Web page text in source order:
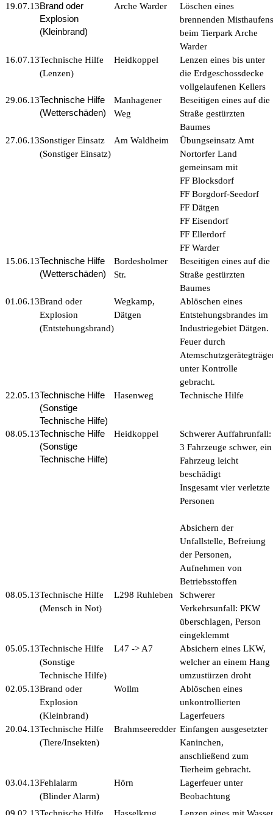
19.07.13Brand oder
Explosion
(Kleinbrand)
Arche Warder
Löschen eines
brennenden Misthaufens
beim Tierpark Arche
Warder
16.07.13Technische Hilfe
(Lenzen)
Heidkoppel
Lenzen eines bis unter
die Erdgeschossdecke
vollgelaufenen Kellers
29.06.13Technische Hilfe
(Wetterschäden)
Manhagener
Weg
Beseitigen eines auf die
Straße gestürzten
Baumes
27.06.13Sonstiger Einsatz
(Sonstiger Einsatz)
Am Waldheim
Übungseinsatz Amt
Nortorfer Land
gemeinsam mit
FF Blocksdorf
FF Borgdorf-Seedorf
FF Dätgen
FF Eisendorf
FF Ellerdorf
FF Warder
15.06.13Technische Hilfe
(Wetterschäden)
Bordesholmer
Str.
Beseitigen eines auf die
Straße gestürzten
Baumes
01.06.13Brand oder
Explosion
(Entstehungsbrand)
Wegkamp,
Dätgen
Ablöschen eines
Entstehungsbrandes im
Industriegebiet Dätgen.
Feuer durch
unter Kontrolle
gebracht.
22.05.13Technische Hilfe
(Sonstige
Technische Hilfe)
Hasenweg Technische Hilfe
08.05.13Technische Hilfe
(Sonstige
Technische Hilfe)
Heidkoppel
Schwerer Auffahrunfall:
3 Fahrzeuge schwer, ein
Fahrzeug leicht
beschädigt
Insgesamt vier verletzte
Personen
Absichern der
Unfallstelle, Befreiung
der Personen,
Aufnehmen von
Betriebsstoffen
08.05.13Technische Hilfe
(Mensch in Not)
L298 Ruhleben
Schwerer
Verkehrsunfall: PKW
überschlagen, Person
eingeklemmt
05.05.13Technische Hilfe
(Sonstige
Technische Hilfe)
L47 -> A7
Absichern eines LKW,
welcher an einem Hang
umzustürzen droht
02.05.13Brand oder
Explosion
(Kleinbrand)
Wollm
Ablöschen eines
unkontrollierten
Lagerfeuers
20.04.13Technische Hilfe
(Tiere/Insekten)
Brahmseeredder Einfangen ausgesetzter
Kaninchen,
anschließend zum
Tierheim gebracht.
03.04.13Fehlalarm
(Blinder Alarm)
Hörn
Lagerfeuer unter
Beobachtung